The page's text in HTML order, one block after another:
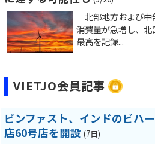
北部地方および中
消費量が急増し、
最高を記録...
VIETJO会員記事
ビンファスト、インドのビハ
店60号店を開設 (7日)